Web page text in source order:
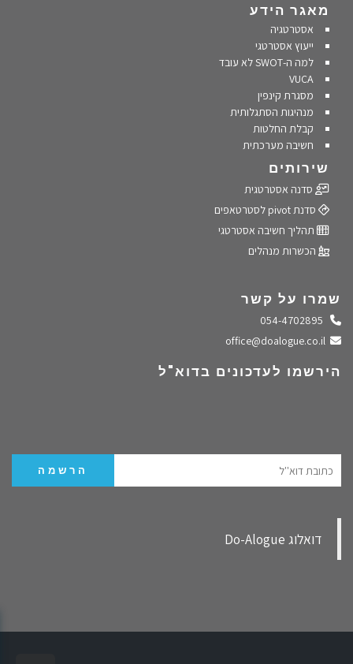
מאגר הידע
אסטרטגיה
ייעוץ אסטרטגי
למה ה-SWOT לא עובד
VUCA
מסגרת קינפין
מנהיגות הסתגלותית
קבלת החלטות
חשיבה מערכתית
שירותים
סדנה אסטרטגית
סדנת pivot לסטרטאפים
תהליך חשיבה אסטרטגי
הכשרות מנהלים
שמרו על קשר
התקשרו אלינו
שלחו מייל
הירשמו לעדכונים בדוא"ל
‏דואלוג Do-Alogue‏